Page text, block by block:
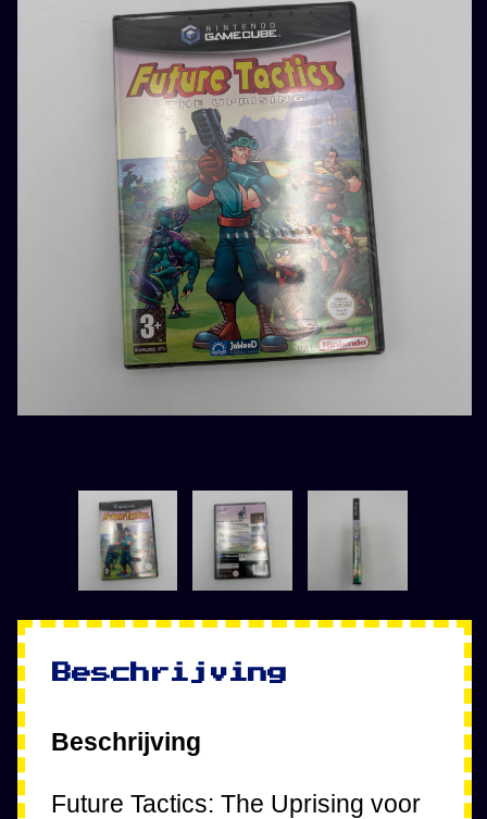
Beschrijving
Beschrijving
Future Tactics: The Uprising voor